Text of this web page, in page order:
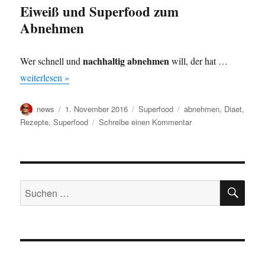
Eiweiß und Superfood zum
Abnehmen
Wer schnell undnachhaltig abnehmenwill, der hat …
weiterlesen »
Autor
news
Veröffentlicht
am
1. November 2016 Kategorien
Superfood Schlagwörter
abnehmen, Diaet,
Rezepte,Superfood Schreibe einen Kommentarzu
der
und
Suche
nach: